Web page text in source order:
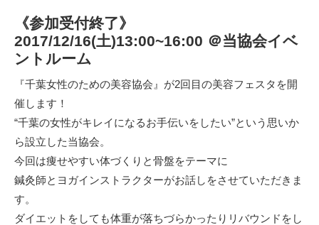
《参加受付終了》
2017/12/16(土)13:00~16:00 ＠当協会イベ
ントルーム
『千葉女性のための美容協会』が2回目の美容フェスタを開
催します！
“千葉の女性がキレイになるお手伝いをしたい”という思いか
ら設立した当協会。
今回は痩せやすい体づくりと骨盤をテーマに
鍼灸師とヨガインストラクターがお話しをさせていただきま
す。
ダイエットをしても体重が落ちづらかったりリバウンドをし